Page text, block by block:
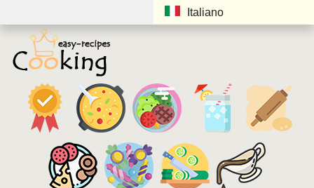
Italiano